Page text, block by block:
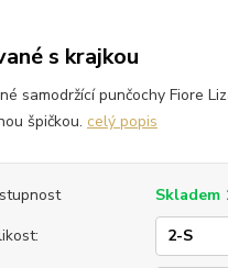
s krajkou
samodržící punčochy Fiore
špičkou. celý popis
Skladem